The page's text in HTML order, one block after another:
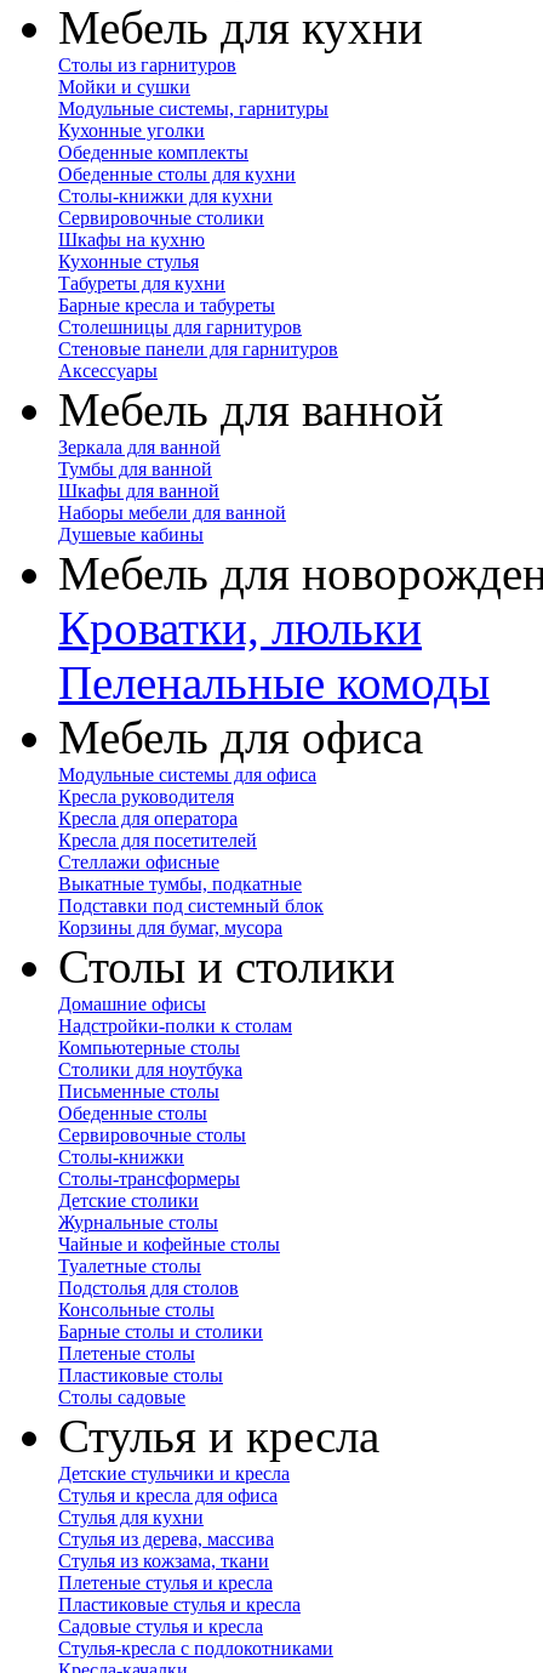
Мебель для кухни
Столы из гарнитуров
Мойки и сушки
Модульные системы, гарнитуры
Кухонные уголки
Обеденные комплекты
Обеденные столы для кухни
Столы-книжки для кухни
Сервировочные столики
Шкафы на кухню
Кухонные стулья
Табуреты для кухни
Барные кресла и табуреты
Столешницы для гарнитуров
Стеновые панели для гарнитуров
Аксессуары
Мебель для ванной
Зеркала для ванной
Тумбы для ванной
Шкафы для ванной
Наборы мебели для ванной
Душевые кабины
Мебель для
Кроватки, люльки
Пеленальные комоды
Мебель для офиса
Модульные системы для офиса
Кресла руководителя
Кресла для оператора
Кресла для посетителей
Стеллажи офисные
Выкатные тумбы, подкатные
Подставки под системный блок
Корзины для бумаг, мусора
Столы и столики
Домашние офисы
Надстройки-полки к столам
Компьютерные столы
Столики для ноутбука
Письменные столы
Обеденные столы
Сервировочные столы
Столы-книжки
Столы-трансформеры
Детские столики
Журнальные столы
Чайные и кофейные столы
Туалетные столы
Подстолья для столов
Консольные столы
Барные столы и столики
Плетеные столы
Пластиковые столы
Столы садовые
Стулья и кресла
Детские стульчики и кресла
Стулья и кресла для офиса
Стулья для кухни
Стулья из дерева, массива
Стулья из кожзама, ткани
Плетеные стулья и кресла
Пластиковые стулья и кресла
Садовые стулья и кресла
Стулья-кресла с подлокотниками